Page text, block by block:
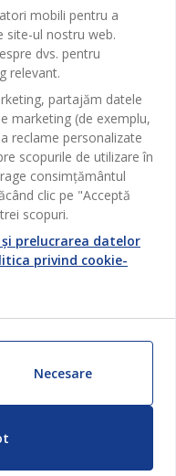
Chișinău, Republica
mobili pentru a
site-ul nostru web.
dvs. pentru
relevant.
partajăm datele
marketing (de exemplu,
reclame personalizate
scopurile de utilizare în
consimțământul
clic pe "Acceptă
scopuri.
prelucrarea datelor
privind cookie-
Necesare